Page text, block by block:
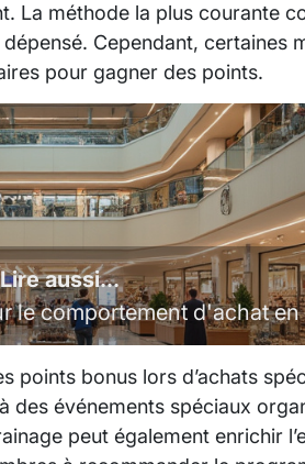
La méthode la plus courante
Cependant, certaines
pour gagner des points.
Lire aussi...
le comportement d'achat en
points bonus lors d’achats
événements spéciaux
peut également enrichir